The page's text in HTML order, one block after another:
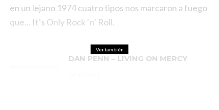
en un lejano 1974 cuatro tipos nos marcaron a fuego
que… It’s Only Rock ‘n’ Roll.
Ver también
DAN PENN – LIVING ON MERCY